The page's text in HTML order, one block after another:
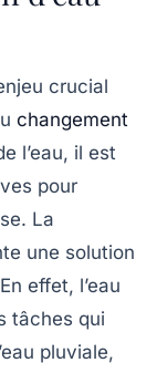
crucial
changement
l’eau, il est
pour
La
une solution
effet, l’eau
tâches qui
pluviale,